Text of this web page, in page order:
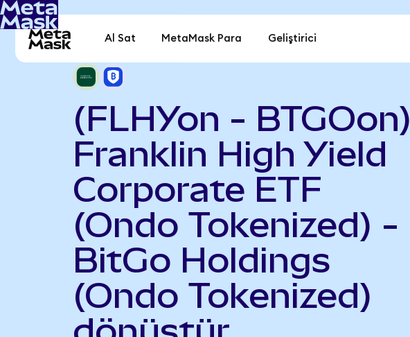
Al Sat MetaMask Para Geliştirici
(FLHYon - BTGOon)
Franklin High Yield
Corporate ETF
(Ondo Tokenized) -
BitGo Holdings
(Ondo Tokenized)